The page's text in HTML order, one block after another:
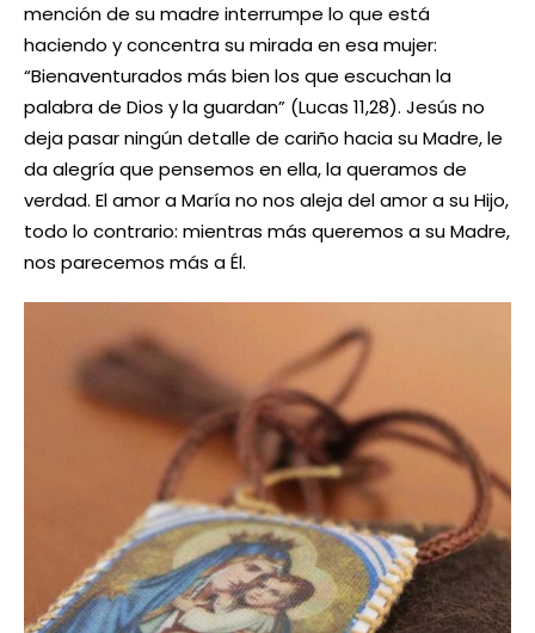
mención de su madre interrumpe lo que está
haciendo y concentra su mirada en esa mujer:
“Bienaventurados más bien los que escuchan la
palabra de Dios y la guardan” (Lucas 11,28). Jesús no
deja pasar ningún detalle de cariño hacia su Madre, le
da alegría que pensemos en ella, la queramos de
verdad. El amor a María no nos aleja del amor a su Hijo,
todo lo contrario: mientras más queremos a su Madre,
nos parecemos más a Él.